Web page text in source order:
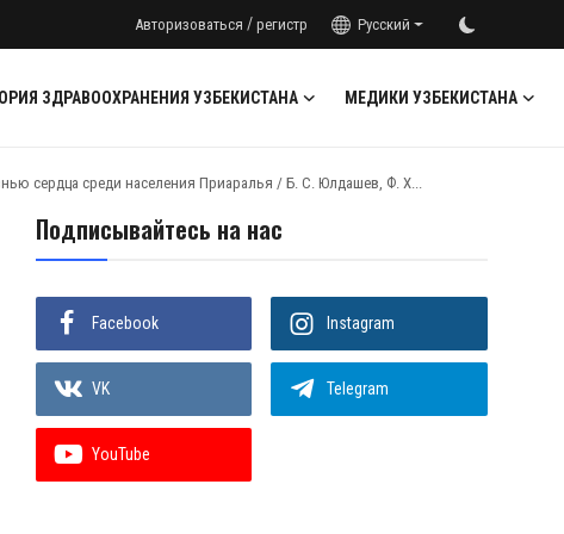
Авторизоваться / регистр Русский
ЗДРАВООХРАНЕНИЯ УЗБЕКИСТАНА МЕДИКИ УЗБЕКИСТАНА
сердца среди населения Приаралья / Б. С. Юлдашев, Ф. Х...
Подписывайтесь на нас
Facebook Instagram
VK Telegram
YouTube